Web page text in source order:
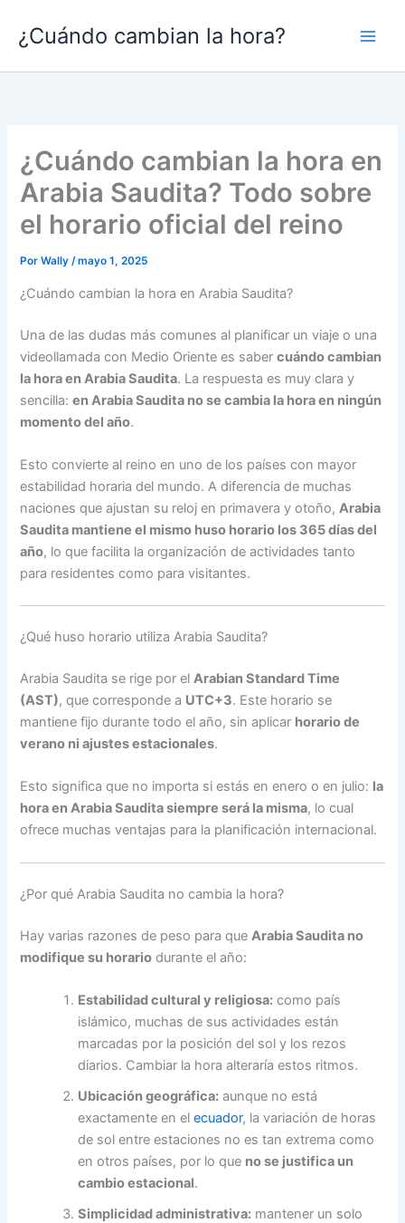
contenido
¿Cuándo cambian la hora?
¿Cuándo cambian la hora en
Arabia Saudita? Todo sobre
el horario oficial del reino
PorWally/mayo 1, 2025
¿Cuándo cambian la hora en Arabia Saudita?
Una de las dudas más comunes al planificar un viaje o una
videollamada con Medio Oriente es sabercuándo cambian
la hora en Arabia Saudita. La respuesta es muy clara y
sencilla:en Arabia Saudita no se cambia la hora en ningún
momento del año.
Esto convierte al reino en uno de los países con mayor
estabilidad horaria del mundo. A diferencia de muchas
naciones que ajustan su reloj en primavera y otoño,Arabia
Saudita mantiene el mismo huso horario los 365 días del
año, lo que facilita la organización de actividades tanto
para residentes como para visitantes.
¿Qué huso horario utiliza Arabia Saudita?
Arabia Saudita se rige por elArabian Standard Time
(AST), que corresponde a UTC+3. Este horario se
mantiene fijo durante todo el año, sin aplicar horario de
verano ni ajustes estacionales.
Esto significa que no importa si estás en enero o en julio: la
hora en Arabia Saudita siempre será la misma, lo cual
ofrece muchas ventajas para la planificación internacional.
¿Por qué Arabia Saudita no cambia la hora?
Hay varias razones de peso para que Arabia Saudita no
modifique su horario durante el año:
Estabilidad cultural y religiosa: como país
islámico, muchas de sus actividades están
marcadas por la posición del sol y los rezos
diarios. Cambiar la hora alteraría estos ritmos.
Ubicación geográfica: aunque no está
exactamente en elecuador, la variación de horas
de sol entre estaciones no es tan extrema como
en otros países, por lo que no se justifica un
cambio estacional.
Simplicidad administrativa: mantener un solo